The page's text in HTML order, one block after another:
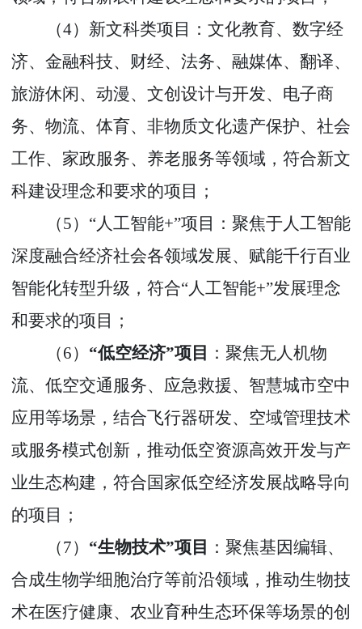
（4）新文科类项目：文化教育、数字经
济、金融科技、财经、法务、融媒体、翻译、
旅游休闲、动漫、文创设计与开发、电子商
务、物流、体育、非物质文化遗产保护、社会
工作、家政服务、养老服务等领域，符合新文
科建设理念和要求的项目 ；
（5） “人工智能+”项目：聚焦于人工智能
深度融合经济社会各领域发展、赋能千行百业
智能化转型升级，符合“人工智能+”发展理念
和要求的项目 ；
（6） “低空经济”项目 ：聚焦无人机物
流、低空交通服务、应急救援、智慧城市空中
应用等场景，结合飞行器研发、空域管理技术
或服务模式创新，推动低空资源高效开发与产
业生态构建，符合国家低空经济发展战略导向
的项目 ；
（7） “生物技术”项目 ：聚焦基因编辑、
合成生物学细胞治疗等前沿领域，推动生物技
术在医疗健康、农业育种生态环保等场景的创